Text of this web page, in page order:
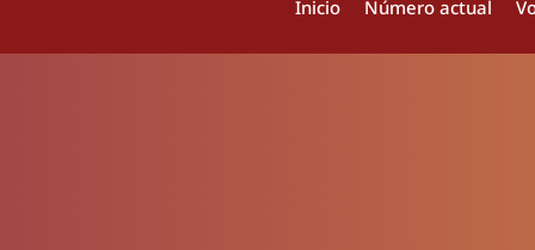
Inicio Número actual